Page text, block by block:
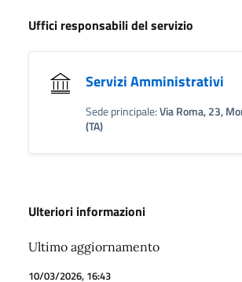
Uffici responsabili del servizio
Servizi Amministrativi
Sede principale:Via Roma, 23,
(TA)
Ulteriori informazioni
Ultimo aggiornamento
10/03/2026, 16:43